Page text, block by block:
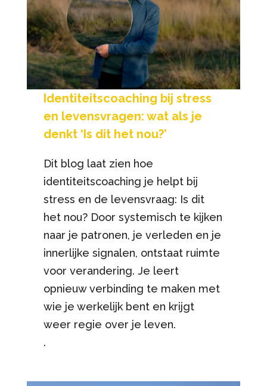
Identiteitscoaching bij stress
en levensvragen: wat als je
denkt ‘Is dit het nou?’
Dit blog laat zien hoe
identiteitscoaching je helpt bij
stress en de levensvraag: Is dit
het nou? Door systemisch te kijken
naar je patronen, je verleden en je
innerlijke signalen, ontstaat ruimte
voor verandering. Je leert
opnieuw verbinding te maken met
wie je werkelijk bent en krijgt
weer regie over je leven.
.